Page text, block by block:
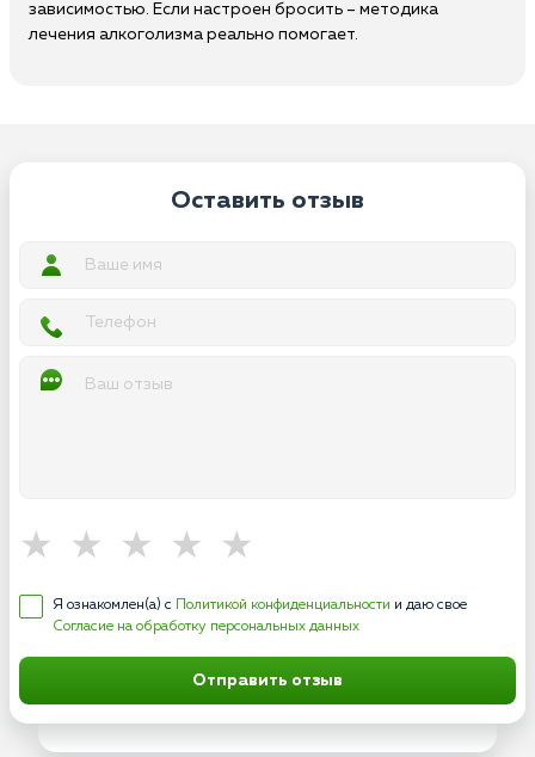
зависимостью. Если настроен бросить – методика
лечения алкоголизма реально помогает.
Оставить отзыв
Я ознакомлен(а) с Политикой конфиденциальности и даю свое
Согласие на обработку персональных данных
Отправить отзыв